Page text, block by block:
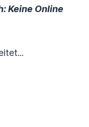
Keine Online